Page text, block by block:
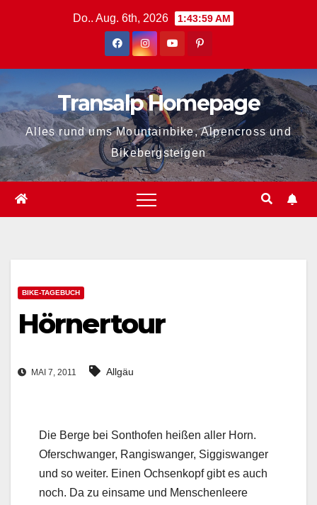
Do.. Aug. 6th, 2026 1:44:00 AM
Transalp Homepage
Alles rund ums Mountainbike, Alpencross und
Bikebergsteigen
BIKE-TAGEBUCH
Hörnertour
MAI 7, 2011 Allgäu
Die Berge bei Sonthofen heißen aller Horn.
Oferschwanger, Rangiswanger, Siggiswanger
und so weiter. Einen Ochsenkopf gibt es auch
noch. Da zu einsame und Menschenleere